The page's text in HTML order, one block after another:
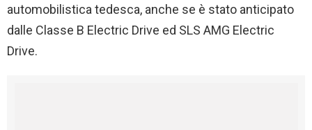
automobilistica tedesca, anche se è stato anticipato
dalle Classe B Electric Drive ed SLS AMG Electric
Drive.